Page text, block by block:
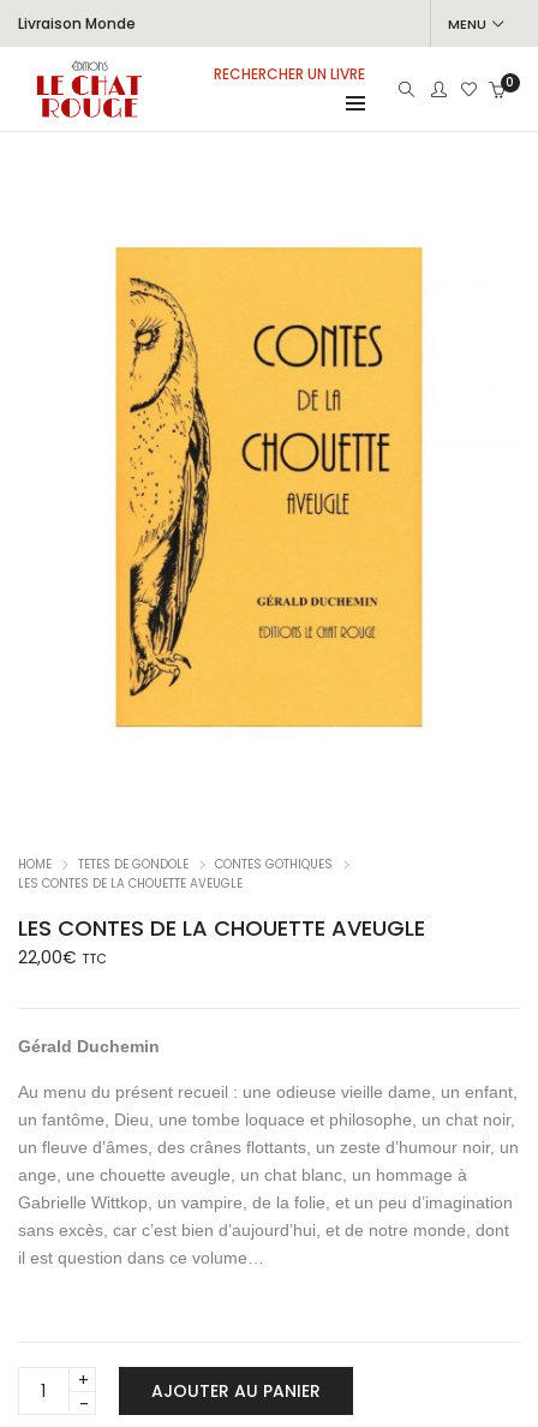
Livraison Monde MENU
RECHERCHER UN LIVRE 0
HOME TETES DE GONDOLE
CONTES GOTHIQUES
LES CONTES DE LA CHOUETTE AVEUGLE
LES CONTES DE LA CHOUETTE AVEUGLE
22,00€ TTC
Gérald Duchemin
Au menu du présent recueil : une odieuse vieille dame, un enfant,
un fantôme, Dieu, une tombe loquace et philosophe, un chat noir,
un fleuve d’âmes, des crânes flottants, un zeste d’humour noir, un
ange, une chouette aveugle, un chat blanc, un hommage à
Gabrielle Wittkop, un vampire, de la folie, et un peu d’imagination
sans excès, car c’est bien d’aujourd’hui, et de notre monde, dont
il est question dans ce volume…
LES
CONTES
AJOUTER AU PANIER